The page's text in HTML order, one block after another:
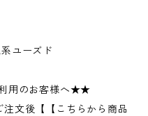
ユーズド
用のお客様へ★★
文後【【こちらから商品